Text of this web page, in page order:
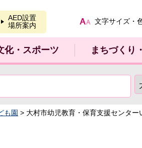
AED設置
場所案内
文字サイズ・
化・スポーツ まちづくり
も園 > 大村市幼児教育・保育支援センタ